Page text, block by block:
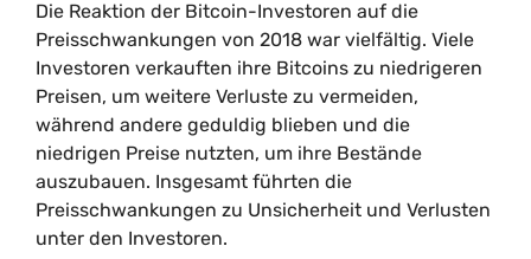
Die Reaktion der Bitcoin-Investoren auf die
Preisschwankungen von 2018 war vielfältig. Viele
Investoren verkauften ihre Bitcoins zu niedrigeren
Preisen, um weitere Verluste zu vermeiden,
während andere geduldig blieben und die
niedrigen Preise nutzten, um ihre Bestände
auszubauen. Insgesamt führten die
Preisschwankungen zu Unsicherheit und Verlusten
unter den Investoren.